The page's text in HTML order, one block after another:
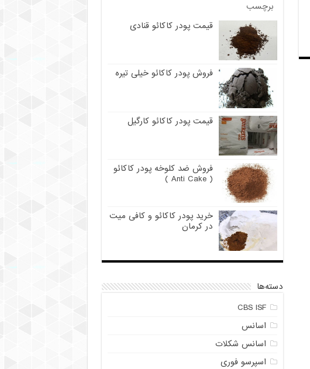
برچسب
قیمت پودر کاکائو قنادی
فروش پودر کاکائو خیلی تیره
قیمت پودر کاکائو کارگیل
فروش ضد کلوخه پودر کاکائو
( Anti Cake )
خرید پودر کاکائو و کافی میت
در کرمان
دسته‌ها
CBS ISF
اسانس
اسانس شکلات
اسپرسو فوری